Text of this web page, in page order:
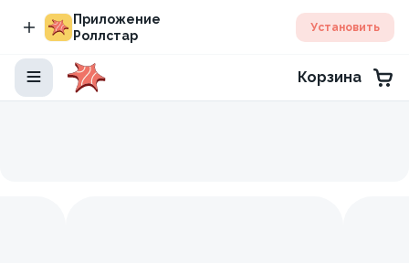
Приложение
Роллстар
Установить
Корзина